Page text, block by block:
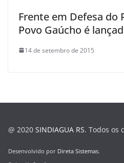
Frente em Defesa do
Povo Gaúcho é
14 de setembro de 2015
@ 2020 SINDIAGUA RS. Todos os
Desenvolvido por Direta Sistemas.